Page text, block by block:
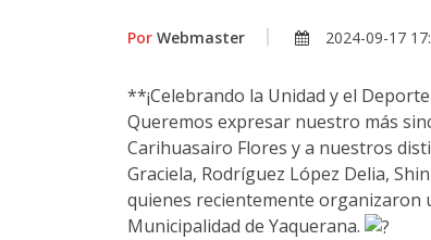
Por Webmaster 2024-09-17
**¡Celebrando la Unidad y el
Queremos expresar nuestro más
Carihuasairo Flores y a nuestros
Graciela, Rodríguez López Delia,
quienes recientemente organizaron
Municipalidad de Yaquerana.